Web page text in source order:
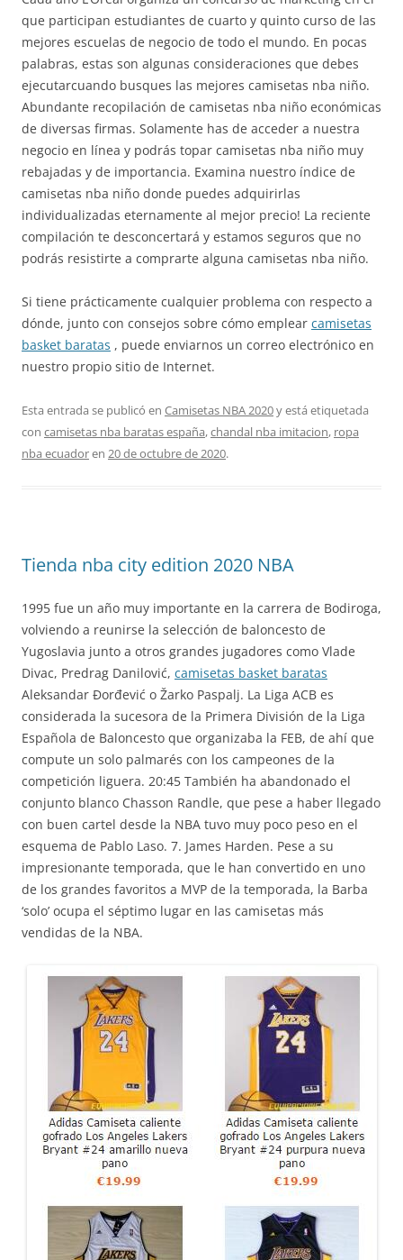
que participan estudiantes de cuarto y quinto curso de las
mejores escuelas de negocio de todo el mundo. En pocas
palabras, estas son algunas consideraciones que debes
ejecutarcuando busques las mejores camisetas nba niño.
Abundante recopilación de camisetas nba niño económicas
de diversas firmas. Solamente has de acceder a nuestra
negocio en línea y podrás topar camisetas nba niño muy
rebajadas y de importancia. Examina nuestro índice de
camisetas nba niño donde puedes adquirirlas
individualizadas eternamente al mejor precio! La reciente
compilación te desconcertará y estamos seguros que no
podrás resistirte a comprarte alguna camisetas nba niño.
Si tiene prácticamente cualquier problema con respecto a
dónde, junto con consejos sobre cómo emplear camisetas
basket baratas , puede enviarnos un correo electrónico en
nuestro propio sitio de Internet.
Esta entrada se publicó en Camisetas NBA 2020y está etiquetada
con camisetas nba baratas españa,chandal nba imitacion, ropa
nba ecuadoren 20 de octubre de 2020.
Tienda nba city edition 2020 NBA
1995 fue un año muy importante en la carrera de Bodiroga,
volviendo a reunirse la selección de baloncesto de
Yugoslavia junto a otros grandes jugadores como Vlade
Divac, Predrag Danilović, camisetas basket baratas
Aleksandar Đorđević o Žarko Paspalj. La Liga ACB es
considerada la sucesora de la Primera División de la Liga
Española de Baloncesto que organizaba la FEB, de ahí que
compute un solo palmarés con los campeones de la
competición liguera. 20:45 También ha abandonado el
conjunto blanco Chasson Randle, que pese a haber llegado
con buen cartel desde la NBA tuvo muy poco peso en el
esquema de Pablo Laso. 7. James Harden. Pese a su
impresionante temporada, que le han convertido en uno
de los grandes favoritos a MVP de la temporada, la Barba
‘solo’ ocupa el séptimo lugar en las camisetas más
vendidas de la NBA.